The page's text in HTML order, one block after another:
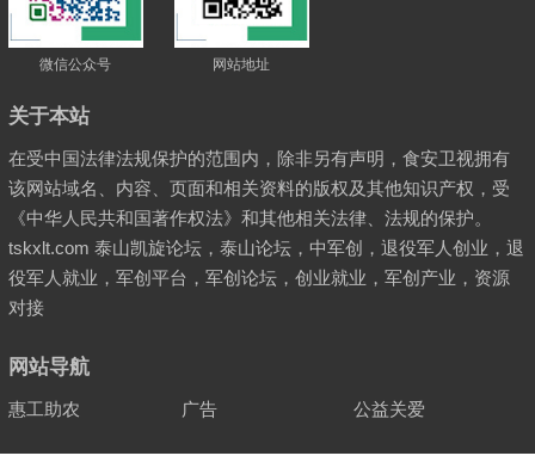
微信公众号 网站地址
关于本站
在受中国法律法规保护的范围内，除非另有声明，食安卫视拥有
该网站域名、内容、页面和相关资料的版权及其他知识产权，受
《中华人民共和国著作权法》和其他相关法律、法规的保护。
tskxlt.com 泰山凯旋论坛，泰山论坛，中军创，退役军人创业，退
役军人就业，军创平台，军创论坛，创业就业，军创产业，资源
对接
网站导航
惠工助农 广告 公益关爱